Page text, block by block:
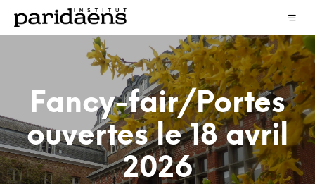
Fancy-fair/Portes
ouvertes le 18 avril
2026